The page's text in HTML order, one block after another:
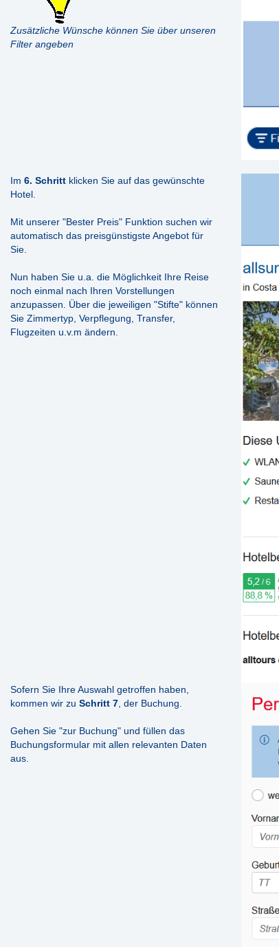
Zusätzliche Wünsche können Sie über unseren
Filter angeben
Im 6. Schritt klicken Sie auf das gewünschte
Hotel.
Mit unserer "Bester Preis" Funktion suchen wir
automatisch das preisgünstigste Angebot für
Sie.
Nun haben Sie u.a. die Möglichkeit Ihre Reise
noch einmal nach Ihren Vorstellungen
anzupassen. Über die jeweiligen "Stifte" können
Sie Zimmertyp, Verpflegung, Transfer,
Flugzeiten u.v.m ändern.
Sofern Sie Ihre Auswahl getroffen haben,
kommen wir zu Schritt 7 , der Buchung.
Gehen Sie "zur Buchung" und füllen das
Buchungsformular mit allen relevanten Daten
aus.